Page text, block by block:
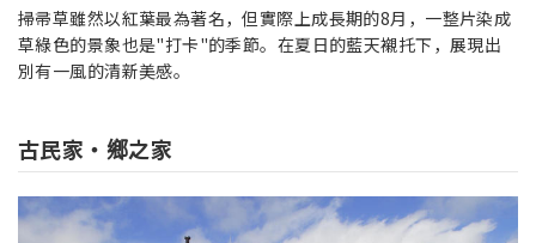
掃帚草雖然以紅葉最為著名，但實際上成長期的8月，一整片染成
草綠色的景象也是"打卡"的季節。在夏日的藍天襯托下，展現出
別有一風的清新美感。
古民家・鄉之家